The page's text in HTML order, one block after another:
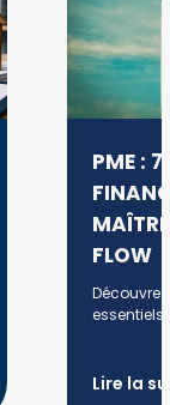
PME :
FLOW
essentiels
Lire la